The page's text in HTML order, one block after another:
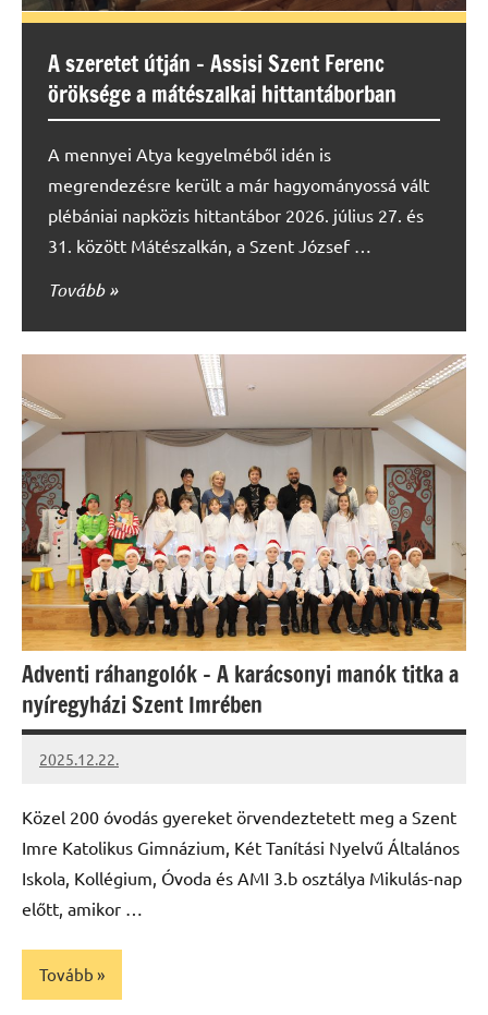
A szeretet útján – Assisi Szent Ferenc
öröksége a mátészalkai hittantáborban
A mennyei Atya kegyelméből idén is
megrendezésre került a már hagyományossá vált
plébániai napközis hittantábor 2026. július 27. és
31. között Mátészalkán, a Szent József …
Tovább
Adventi ráhangolók – A karácsonyi manók titka a
nyíregyházi Szent Imrében
2025.12.22.
Leiszt
Közel 200 óvodás gyereket örvendeztetett meg a Szent
Imre Katolikus Gimnázium, Két Tanítási Nyelvű Általános
Iskola, Kollégium, Óvoda és AMI 3.b osztálya Mikulás-nap
előtt, amikor …
Tovább